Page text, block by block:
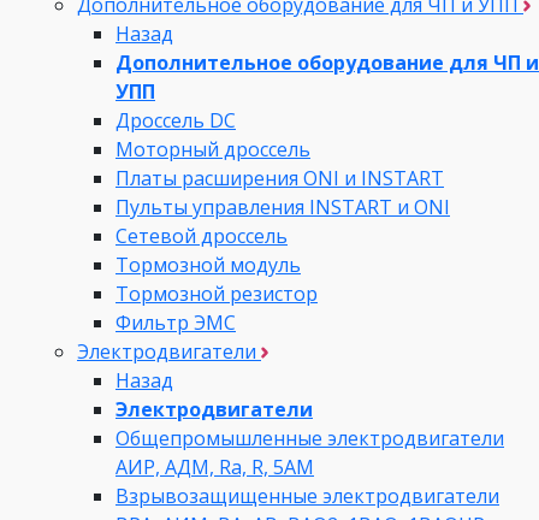
Назад
Дополнительное оборудование для ЧП и
УПП
Дроссель DC
Моторный дроссель
Платы расширения ONI и INSTART
Пульты управления INSTART и ONI
Сетевой дроссель
Тормозной модуль
Тормозной резистор
Фильтр ЭМС
Электродвигатели
Назад
Электродвигатели
Общепромышленные электродвигатели
АИР, АДМ, Ra, R, 5AM
Взрывозащищенные электродвигатели